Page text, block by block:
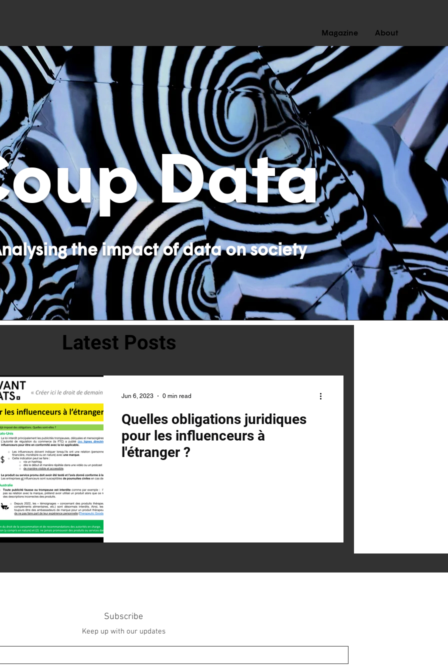
Magazine About
Data
the impact of data on society
Quelles obligations juridiques
pour les influenceurs à
l'étranger ?
Jun 6, 2023 0 min read
Latest Posts
Subscribe
Keep up with our updates